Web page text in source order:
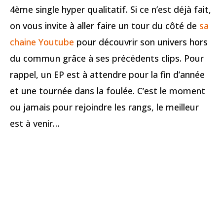
4ème single hyper qualitatif. Si ce n’est déjà fait,
on vous invite à aller faire un tour du côté de sa
chaine Youtube pour découvrir son univers hors
du commun grâce à ses précédents clips. Pour
rappel, un EP est à attendre pour la fin d’année
et une tournée dans la foulée. C’est le moment
ou jamais pour rejoindre les rangs, le meilleur
est à venir…